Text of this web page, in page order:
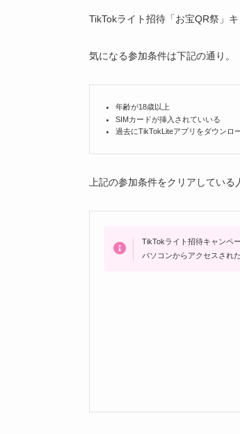
TikTokライト招待「お宝QR祭」
気になる参加条件は下記の通り。
年齢が18歳以上
SIMカードが挿入されていいる
過去にTikTokLiteアプリをダウンロ
上記の参加条件をクリアしてい
TikTokライト招待キャンペ
パソコンからアクセスされ